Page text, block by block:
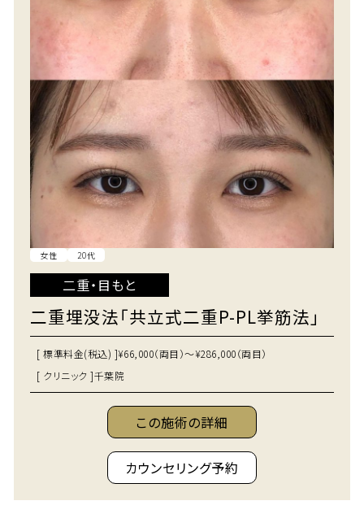
女性 20代
二重・目もと
二重埋没法「共立式二重P-PL挙筋法」
[ 標準料金(税込) ]¥66,000（両目）～¥286,000（両目）
[ クリニック ]千葉院
この施術の詳細
カウンセリング予約